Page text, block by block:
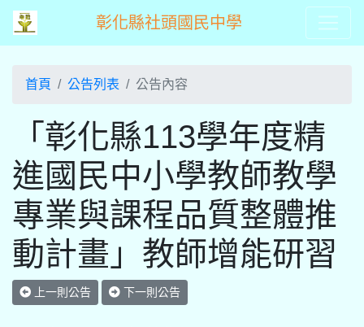
彰化縣社頭國民中學
首頁 公告列表 公告內容
「彰化縣113學年度精
進國民中小學教師教學
專業與課程品質整體推
動計畫」教師增能研習
上一則公告 下一則公告